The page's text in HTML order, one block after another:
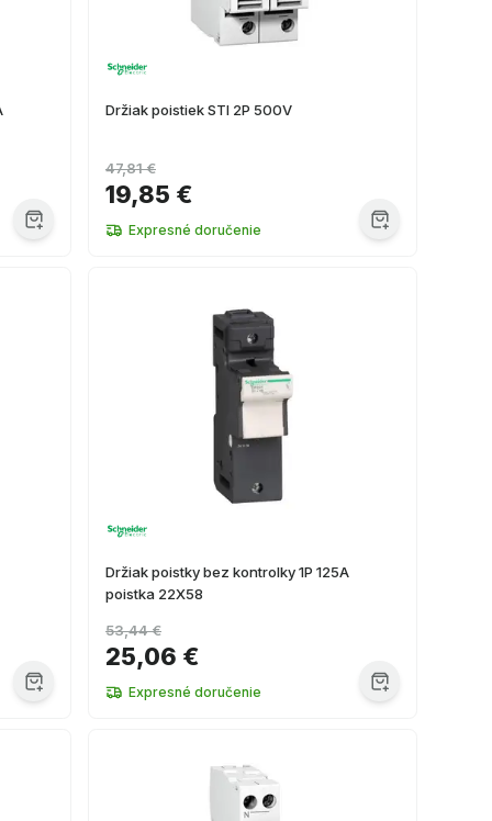
Držiak poistiek STI 2P 500V
19,85 €
47,81 €
Expresné doručenie
Držiak poistky bez kontrolky 1P 125A
poistka 22X58
25,06 €
53,44 €
Expresné doručenie